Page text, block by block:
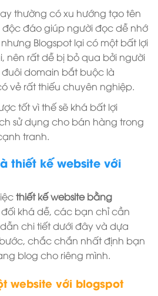
thường có xu hướng tạo tên
đáo giúp người đọc dễ nhớ
Blogspot lại có một bất lợi
nên rất dễ bị bỏ qua bởi người
domain bắt buộc là
vẻ rất thiếu chuyên nghiệp.
tốt vì thế sẽ khá bất lợi
sử dụng cho bán hàng trong
tranh.
thiết kế website với
thiết kế website bằng
khá dễ, các bạn chỉ cần
chi tiết dưới đây và dựa
chắc chắn nhất định bạn
blog cho riêng mình.
website với blogspot